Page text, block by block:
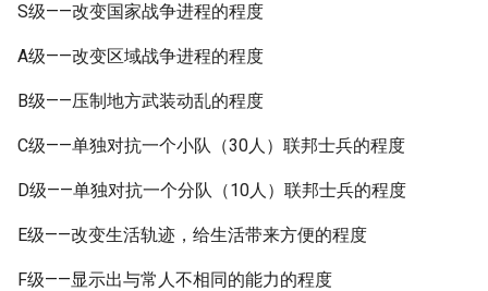
S级——改变国家战争进程的程度
A级——改变区域战争进程的程度
B级——压制地方武装动乱的程度
C级——单独对抗一个小队（30人）联邦士兵的程度
D级——单独对抗一个分队（10人）联邦士兵的程度
E级——改变生活轨迹，给生活带来方便的程度
F级——显示出与常人不相同的能力的程度